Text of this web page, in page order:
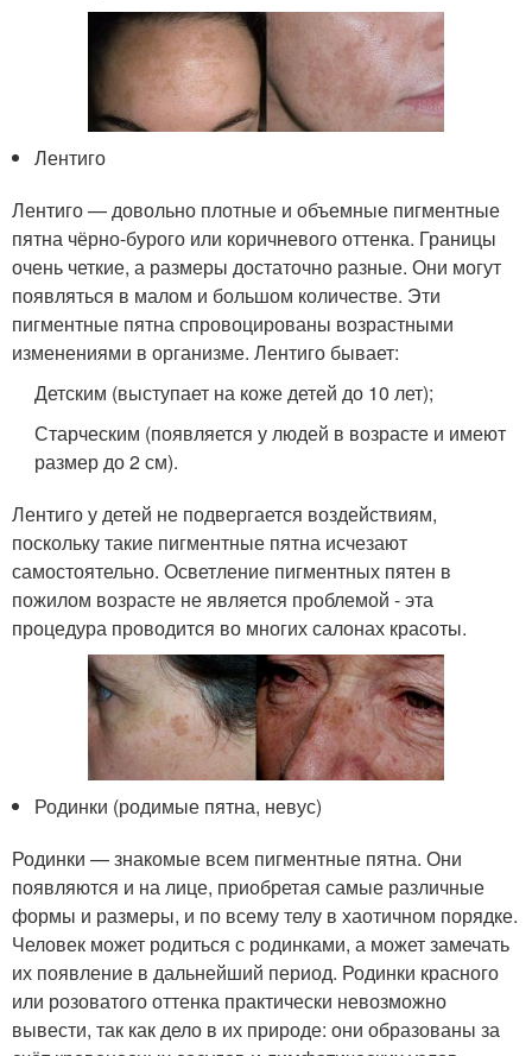
Лентиго
Лентиго — довольно плотные и объемные пигментные
пятна чёрно-бурого или коричневого оттенка. Границы
очень четкие, а размеры достаточно разные. Они могут
появляться в малом и большом количестве. Эти
пигментные пятна спровоцированы возрастными
изменениями в организме. Лентиго бывает:
Детским (выступает на коже детей до 10 лет);
Старческим (появляется у людей в возрасте и имеют
размер до 2 см).
Лентиго у детей не подвергается воздействиям,
поскольку такие пигментные пятна исчезают
самостоятельно. Осветление пигментных пятен в
пожилом возрасте не является проблемой - эта
процедура проводится во многих салонах красоты.
Родинки (родимые пятна, невус)
Родинки — знакомые всем пигментные пятна. Они
появляются и на лице, приобретая самые различные
формы и размеры, и по всему телу в хаотичном порядке.
Человек может родиться с родинками, а может замечать
их появление в дальнейший период. Родинки красного
или розоватого оттенка практически невозможно
вывести, так как дело в их природе: они образованы за